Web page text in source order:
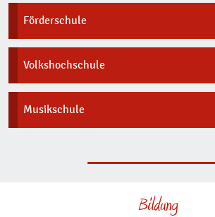
Förderschule
Volkshochschule
Musikschule
Bildung